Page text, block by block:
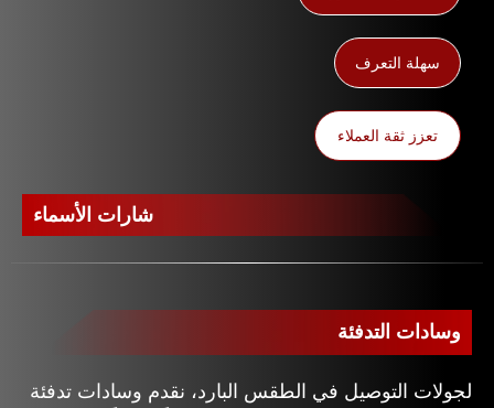
سهلة التعرف
تعزز ثقة العملاء
شارات الأسماء
وسادات التدفئة
لجولات التوصيل في الطقس البارد، نقدم وسادات تدفئة